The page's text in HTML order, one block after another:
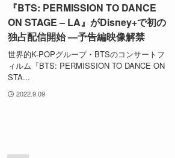
『BTS: PERMISSION TO DANCE
ON STAGE – LA』がDisney+で初の
独占配信開始 ―予告編映像解禁
世界的K-POPグループ・BTSのコンサートフ
ィルム『BTS: PERMISSION TO DANCE ON
STA...
2022.9.09